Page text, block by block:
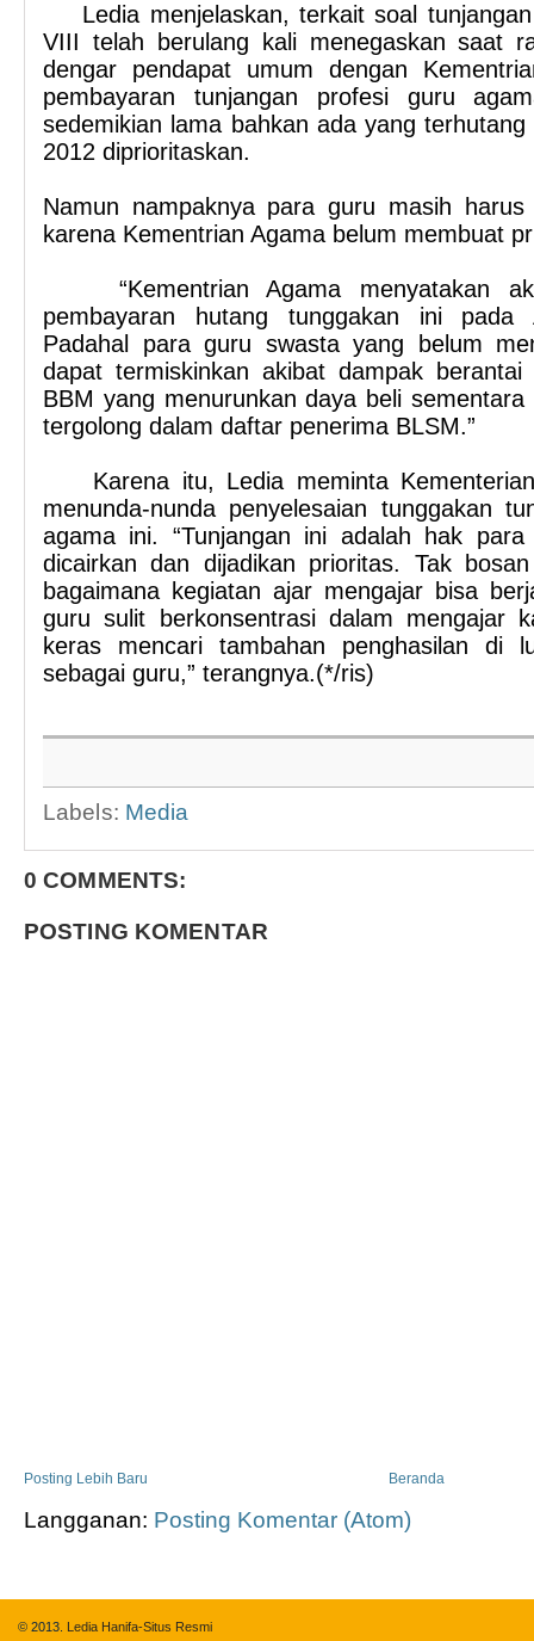
Ledia menjelaskan, terkait soal
VIII telah berulang kali menegaskan saat
dengar pendapat umum dengan
pembayaran tunjangan profesi guru
sedemikian lama bahkan ada yang
2012 diprioritaskan.
Namun nampaknya para guru masih harus
karena Kementrian Agama belum membuat
“Kementrian Agama menyatakan
pembayaran hutang tunggakan ini pada
Padahal para guru swasta yang belum
dapat termiskinkan akibat dampak
BBM yang menurunkan daya beli
tergolong dalam daftar penerima BLSM.”
Karena itu, Ledia meminta
menunda-nunda penyelesaian tunggakan
agama ini. “Tunjangan ini adalah hak
dicairkan dan dijadikan prioritas. Tak
bagaimana kegiatan ajar mengajar bisa
guru sulit berkonsentrasi dalam mengajar
keras mencari tambahan penghasilan di
sebagai guru,” terangnya.(*/ris)
Labels: Media
0 COMMENTS:
POSTING KOMENTAR
Posting Lebih Baru Beranda
Langganan: Posting Komentar (Atom)
© 2013. Ledia Hanifa-Situs Resmi